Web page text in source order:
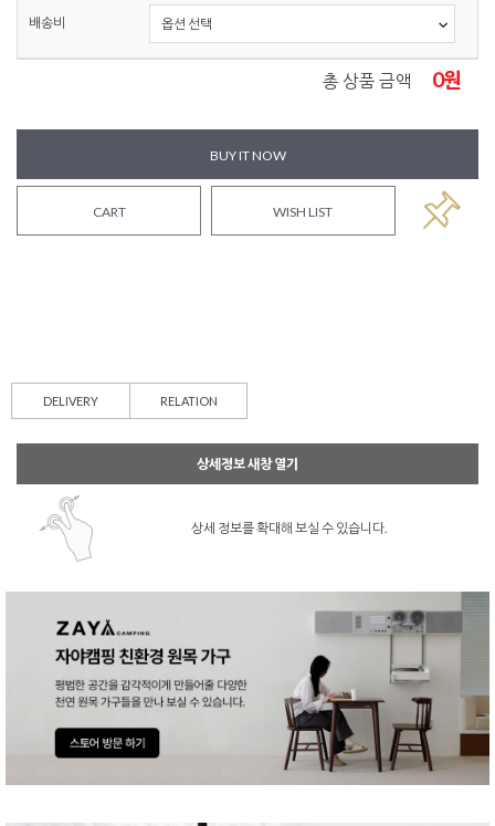
배송비
총 상품 금액 0원
BUY IT NOW
CART WISH LIST
DELIVERY RELATION
상세정보 새창 열기
상세 정보를 확대해 보실 수 있습니다.